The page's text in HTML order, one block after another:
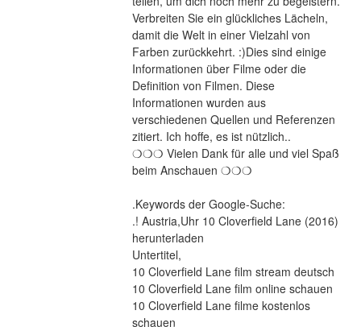
Verbreiten Sie ein glückliches Lächeln,
damit die Welt in einer Vielzahl von
Farben zurückkehrt. :)Dies sind einige
Informationen über Filme oder die
Definition von Filmen. Diese
Informationen wurden aus
verschiedenen Quellen und Referenzen
zitiert. Ich hoffe, es ist nützlich..
❍❍❍ Vielen Dank für alle und viel Spaß
beim Anschauen ❍❍❍
.Keywords der Google-Suche:
.! Austria,Uhr 10 Cloverfield Lane (2016)
herunterladen
Untertitel,
10 Cloverfield Lane film stream deutsch
10 Cloverfield Lane film online schauen
10 Cloverfield Lane filme kostenlos
schauen